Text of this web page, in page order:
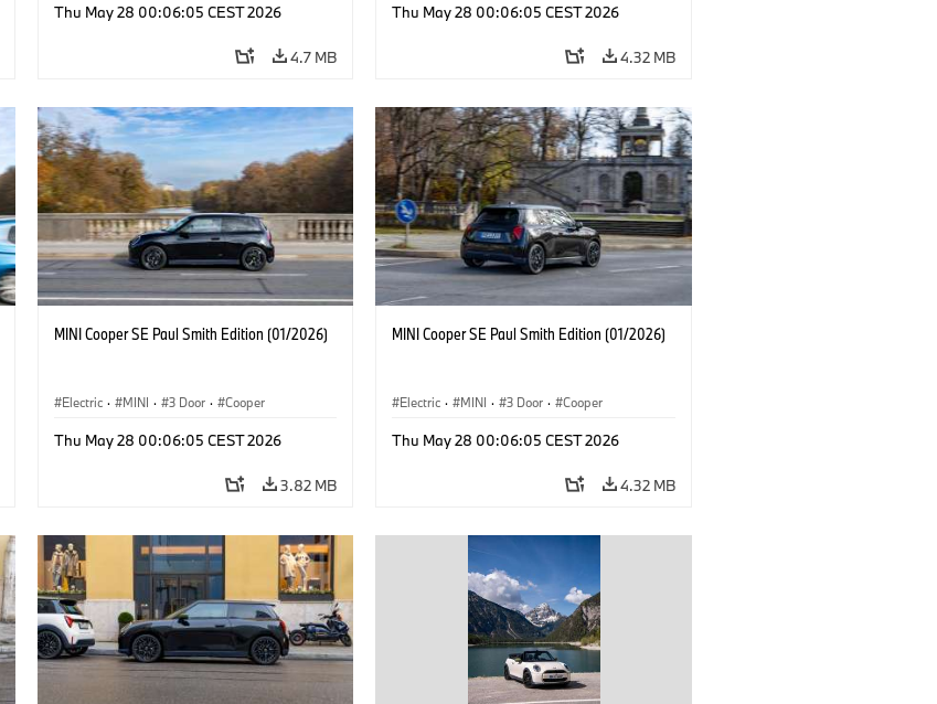
Thu May 28 00:06:05 CEST 2026
4.7 MB
Thu May 28 00:06:05 CEST 2026
4.32 MB
MINI Cooper SE Paul Smith Edition (01/2026)
Electric · MINI · 3 Door · Cooper
Thu May 28 00:06:05 CEST 2026
3.82 MB
MINI Cooper SE Paul Smith Edition (01/2026)
Electric · MINI · 3 Door · Cooper
Thu May 28 00:06:05 CEST 2026
4.32 MB